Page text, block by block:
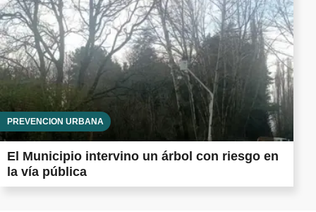
PREVENCIÓN URBANA
El Municipio intervino un árbol con riesgo en
la vía pública